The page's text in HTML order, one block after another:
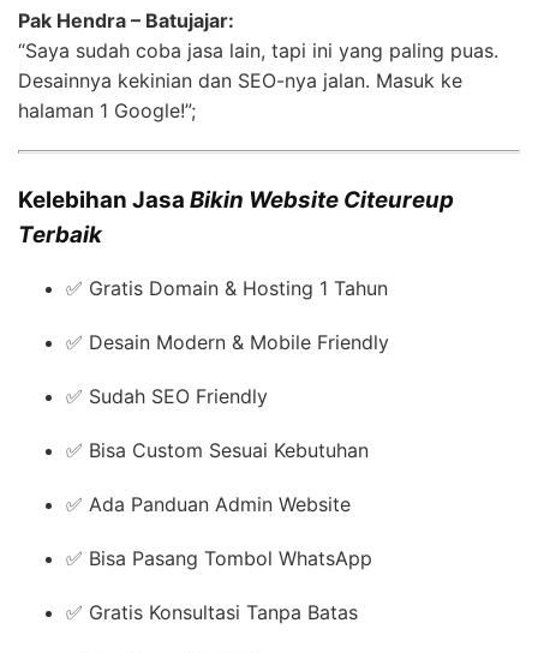
Pak Hendra – Batujajar:
“Saya sudah coba jasa lain, tapi ini yang paling puas.
Desainnya kekinian dan SEO-nya jalan. Masuk ke
halaman 1 Google!”;
Kelebihan Jasa Bikin Website Citeureup
Terbaik
✅ Gratis Domain & Hosting 1 Tahun
✅ Desain Modern & Mobile Friendly
✅ Sudah SEO Friendly
✅ Bisa Custom Sesuai Kebutuhan
✅ Ada Panduan Admin Website
✅ Bisa Pasang Tombol WhatsApp
✅ Gratis Konsultasi Tanpa Batas